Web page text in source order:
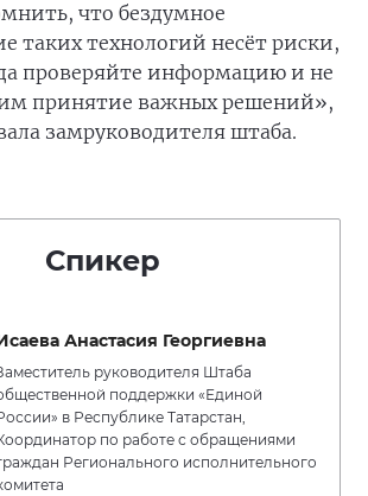
что бездумное
таких технологий несёт риски,
проверяйте информацию и не
им принятие важных решений»,
замруководителя штаба.
Спикер
Анастасия Георгиевна
руководителя Штаба
поддержки «Единой
в Республике Татарстан,
по работе с обращениями
Регионального исполнительного